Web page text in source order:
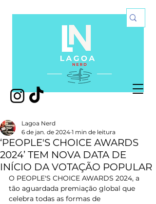
‘PEOPLE'S CHOICE AWARDS
2024’ TEM NOVA DATA DE
INÍCIO DA VOTAÇÃO POPULAR
Lagoa Nerd
6 de jan. de 2024 1 min de leitura
O PEOPLE'S CHOICE AWARDS 2024, a
tão aguardada premiação global que
celebra todas as formas de